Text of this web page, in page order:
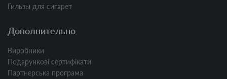
Гильзы для сигарет
Дополнительно
Виробники
Подарункові сертифікати
Партнерська програма